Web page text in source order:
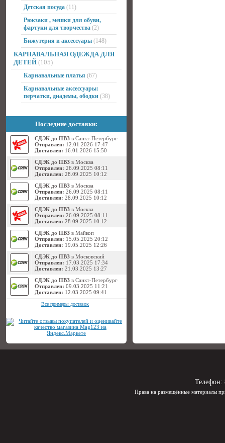
Детская посуда (11)
Рюкзаки , мешки для обуви,
фартуки для творчества (2)
Бижутерия и аксессуары (148)
КАРНАВАЛЬНАЯ ОДЕЖДА ДЛЯ
ДЕТЕЙ (105)
Карнавальные платья (67)
Карнавальные аксессуары:
перчатки, диадемы, ободки (38)
Последние доставки:
СДЭК до ПВЗ в Санкт-Петербург
Отправлен: 12.01.2026 17:47
Доставлен: 16.01.2026 15:50
СДЭК до ПВЗ в Москва
Отправлен: 26.09.2025 08:11
Доставлен: 28.09.2025 10:12
СДЭК до ПВЗ в Москва
Отправлен: 26.09.2025 08:11
Доставлен: 28.09.2025 10:12
СДЭК до ПВЗ в Москва
Отправлен: 26.09.2025 08:11
Доставлен: 28.09.2025 10:12
СДЭК до ПВЗ в Майкоп
Отправлен: 15.05.2025 20:12
Доставлен: 19.05.2025 12:26
СДЭК до ПВЗ в Московский
Отправлен: 17.03.2025 17:34
Доставлен: 21.03.2025 13:27
СДЭК до ПВЗ в Санкт-Петербург
Отправлен: 09.03.2025 11:21
Доставлен: 12.03.2025 09:41
Все примеры доставок
Телефон:
Права на размещённые материалы